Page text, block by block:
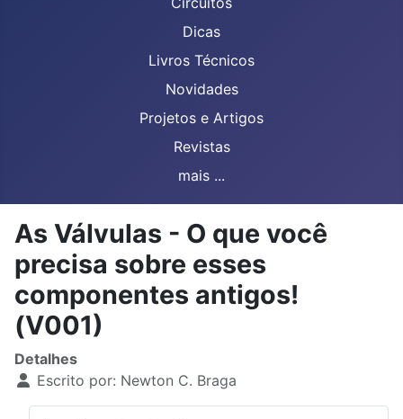
Dicas
Livros Técnicos
Novidades
Projetos e Artigos
Revistas
mais ...
As Válvulas - O que você
precisa sobre esses
componentes antigos!
(V001)
Detalhes
Escrito por: Newton C. Braga